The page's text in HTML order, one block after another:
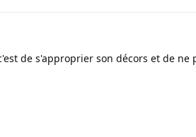
de s'approprier son décors et de